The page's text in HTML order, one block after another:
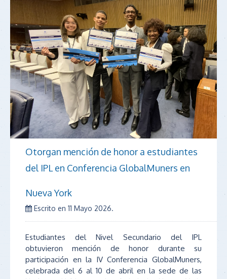
Otorgan mención de honor a estudiantes
del IPL en Conferencia GlobalMuners en
Nueva York
Escrito en 11 Mayo 2026.
Estudiantes del Nivel Secundario del IPL
obtuvieron mención de honor durante su
participación en la IV Conferencia GlobalMuners,
celebrada del 6 al 10 de abril en la sede de las